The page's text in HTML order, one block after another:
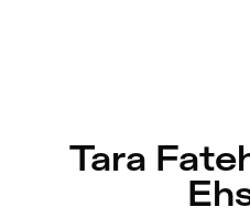
Zu Aktuelles springen
Tara